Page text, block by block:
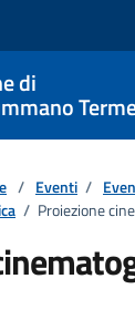
di
/ Eventi /
/ Proiezione